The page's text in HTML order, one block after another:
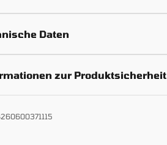
Daten
zur Produktsicherheit